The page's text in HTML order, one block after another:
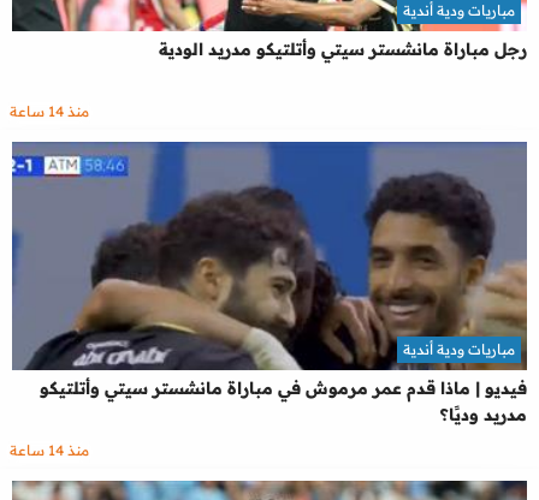
رجل مباراة مانشستر سيتي وأتلتيكو مدريد الودية
مباريات ودية أندية
منذ 14 ساعة
فيديو | ماذا قدم عمر مرموش في مباراة مانشستر سيتي وأتلتيكو
مدريد وديًا؟
مباريات ودية أندية
منذ 14 ساعة